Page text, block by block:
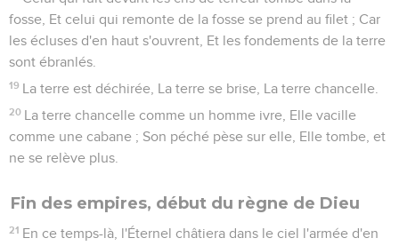
fosse, Et celui qui remonte de la fosse se prend au filet ; Car
les écluses d'en haut s'ouvrent, Et les fondements de la terre
sont ébranlés.
19 La terre est déchirée, La terre se brise, La terre chancelle.
20 La terre chancelle comme un homme ivre, Elle vacille
comme une cabane ; Son péché pèse sur elle, Elle tombe, et
ne se relève plus.
Fin des empires, début du règne de Dieu
21 En ce temps-là, l'Éternel châtiera dans le ciel l'armée d'en